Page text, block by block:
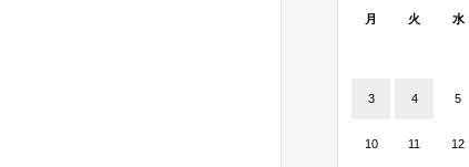
月
火 水
3 4 5
10 11 12